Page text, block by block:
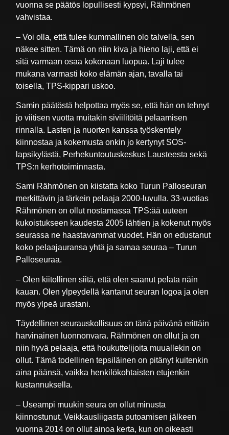
vuonna se päätös lopullisesti kypsyi, Rähmönen
vahvistaa.
– Voi olla, että tulee kummallinen olo talvella, sen
näkee sitten. Tämä on niin kiva ja hieno laji, että ei
sitä varmaan osaa kokonaan luopua. Laji tulee
mukana varmasti koko elämän ajan, tavalla tai
toisella, TPS-kippari uskoo.
Samin päätöstä helpottaa myös se, että hän on tehnyt
jo viitisen vuotta muitakin siviilitöitä pelaamisen
rinnalla. Lasten ja nuorten kanssa työskentely
kiinnostaa ja kokemusta onkin jo kertynyt SOS-
lapsikylästä, Perhekuntoutuskeskus Lausteesta sekä
TPS:n kerhotoiminnasta.
Sami Rähmönen on kiistatta koko Turun Palloseuran
merkittävin ja tärkein pelaaja 2000-luvulla. 33-vuotias
Rähmönen on ollut nostamassa TPS:ää uuteen
kukoistukseen kaudesta 2005 lähtien ja kokenut myös
seurassa ne haastavammat vuodet. Hän on edustanut
koko pelaajauransa yhtä ja samaa seuraa – Turun
Palloseuraa.
– Olen kiitollinen siitä, että olen saanut pelata näin
kauan. Olen ylpeydellä kantanut seuran logoa ja olen
myös ylpeä urastani.
Täydellinen seurauskollisuus on tänä päivänä erittäin
harvinainen luonnonvara. Rähmönen on ollut ja on
niin hyvä pelaaja, että houkuttelijoita muuallekin on
ollut. Tämä todellinen tepsiläinen on pitänyt kuitenkin
aina päänsä, vaikka henkilökohtaisten etujenkin
kustannuksella.
– Useampi muukin seura on ollut minusta
kiinnostunut. Veikkausliigasta putoamisen jälkeen
vuonna 2014 on ollut ainoa kerta, kun on oikeasti